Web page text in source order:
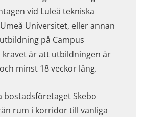
vid Luleå tekniska
Universitet, eller annan
på Campus
kravet är att utbildningen är
minst 18 veckor lång.
bostadsföretaget Skebo
rum i korridor till vanliga